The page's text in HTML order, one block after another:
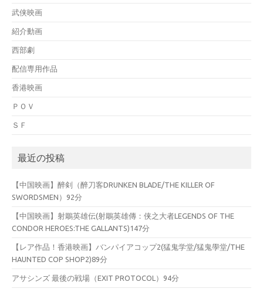
武侠映画
紹介動画
西部劇
配信専用作品
香港映画
ＰＯＶ
ＳＦ
最近の投稿
【中国映画】醉剣（醉刀客DRUNKEN BLADE/THE KILLER OF
SWORDSMEN）92分
【中国映画】射鵰英雄伝(射鵰英雄傳：侠之大者LEGENDS OF THE
CONDOR HEROES:THE GALLANTS)147分
【レア作品！香港映画】バンパイアコップ2(猛鬼学堂/猛鬼學堂/THE
HAUNTED COP SHOP2)89分
アサシンズ 最後の戦場（EXIT PROTOCOL）94分